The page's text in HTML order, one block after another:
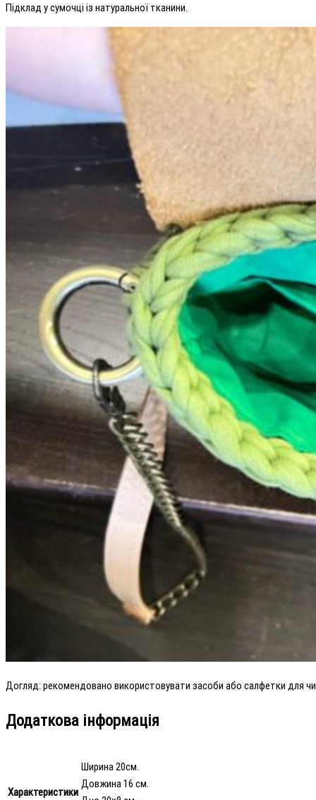
Підклад у сумочці із натуральної тканини.
Догляд: рекомендовано використовувати засоби або салфетки для
Додаткова інформація
Характеристики
Ширина 20см.
Довжина 16 см.